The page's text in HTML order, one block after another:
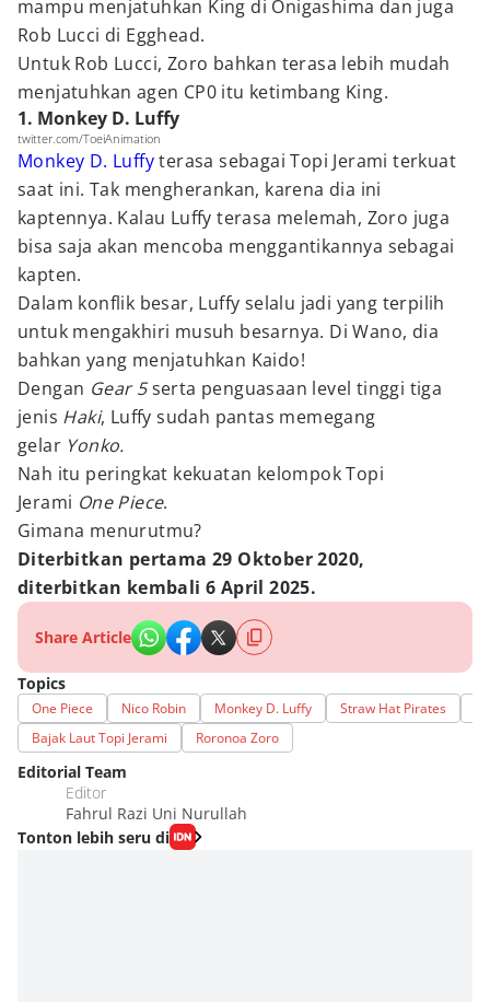
mampu menjatuhkan King di Onigashima dan juga
Rob Lucci di Egghead.
Untuk Rob Lucci, Zoro bahkan terasa lebih mudah
menjatuhkan agen CP0 itu ketimbang King.
1. Monkey D. Luffy
twitter.com/ToeiAnimation
Monkey D. Luffyterasa sebagai Topi Jerami terkuat
saat ini. Tak mengherankan, karena dia ini
kaptennya. Kalau Luffy terasa melemah, Zoro juga
bisa saja akan mencoba menggantikannya sebagai
kapten.
Dalam konflik besar, Luffy selalu jadi yang terpilih
untuk mengakhiri musuh besarnya. Di Wano, dia
bahkan yang menjatuhkan Kaido!
Dengan Gear 5serta penguasaan level tinggi tiga
jenis Haki, Luffy sudah pantas memegang
gelar Yonko.
Nah itu peringkat kekuatan kelompok Topi
Jerami One Piece.
Gimana menurutmu?
Diterbitkan pertama 29 Oktober 2020,
diterbitkan kembali 6 April 2025.
Share Article
Topics
One Piece Nico Robin Monkey D. Luffy Straw Hat Pirates
Bajak Laut Topi Jerami
Roronoa Zoro
Editorial Team
Editor
Fahrul Razi Uni Nurullah
Tonton lebih seru di